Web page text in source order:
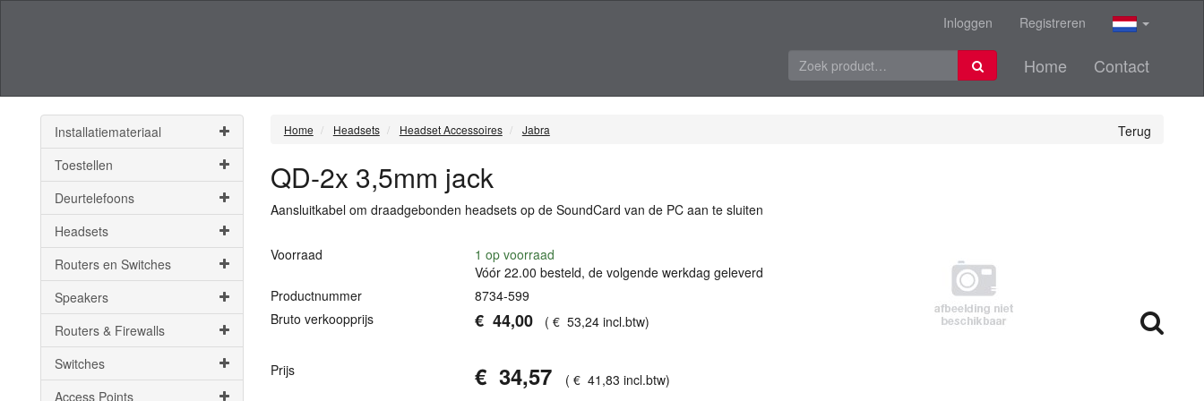
Inloggen Registreren
Home Contact
Installatiemateriaal
Toestellen
Deurtelefoons
Headsets
Routers en Switches
Speakers
Routers & Firewalls
Switches
Access Points
Terug
Home Headsets Headset Accessoires Jabra
QD-2x 3,5mm jack
Aansluitkabel om draadgebonden headsets op de SoundCard van de PC aan te sluiten
Voorraad 1op voorraad
Vóór 22.00 besteld, de volgende werkdag geleverd
Productnummer
8734-599
Bruto verkoopprijs
€ 44,00 (€ 53,24 incl.btw)
Prijs € 34,57 (€ 41 ,83 incl.btw)